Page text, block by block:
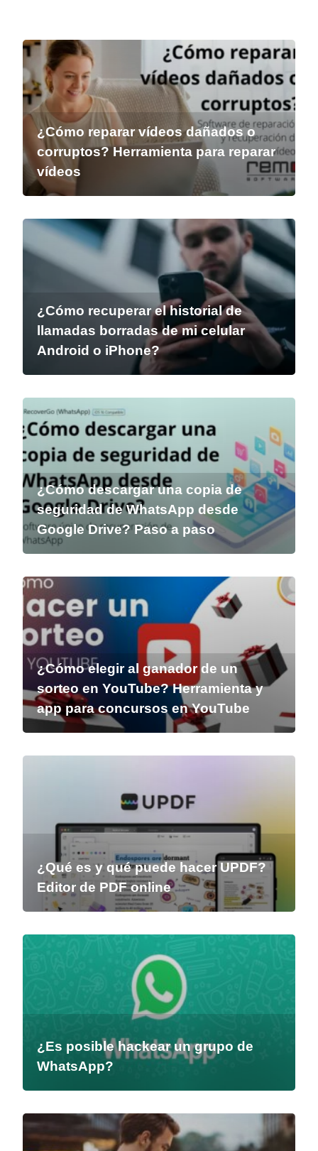
¿Cómo reparar vídeos dañados o
corruptos? Herramienta para reparar
vídeos
¿Cómo recuperar el historial de
llamadas borradas de mi celular
Android o iPhone?
¿Cómo descargar una copia de
seguridad de WhatsApp desde
Google Drive? Paso a paso
¿Cómo elegir al ganador de un
sorteo en YouTube? Herramienta y
app para concursos en YouTube
¿Qué es y qué puede hacer UPDF?
Editor de PDF online
¿Es posible hackear un grupo de
WhatsApp?